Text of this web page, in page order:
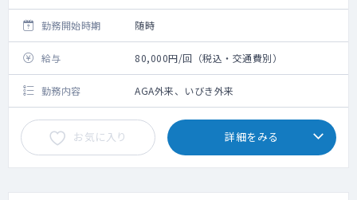
勤務開始時期 随時
給与 80,000円/回（税込・交通費別）
勤務内容 AGA外来、いびき外来
お気に入り 詳細をみる